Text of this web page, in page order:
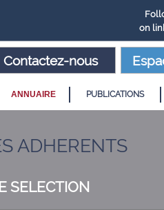
ADHERENTS
SELECTION
on
Contactez-nous
ANNUAIRE PUBLICATIONS